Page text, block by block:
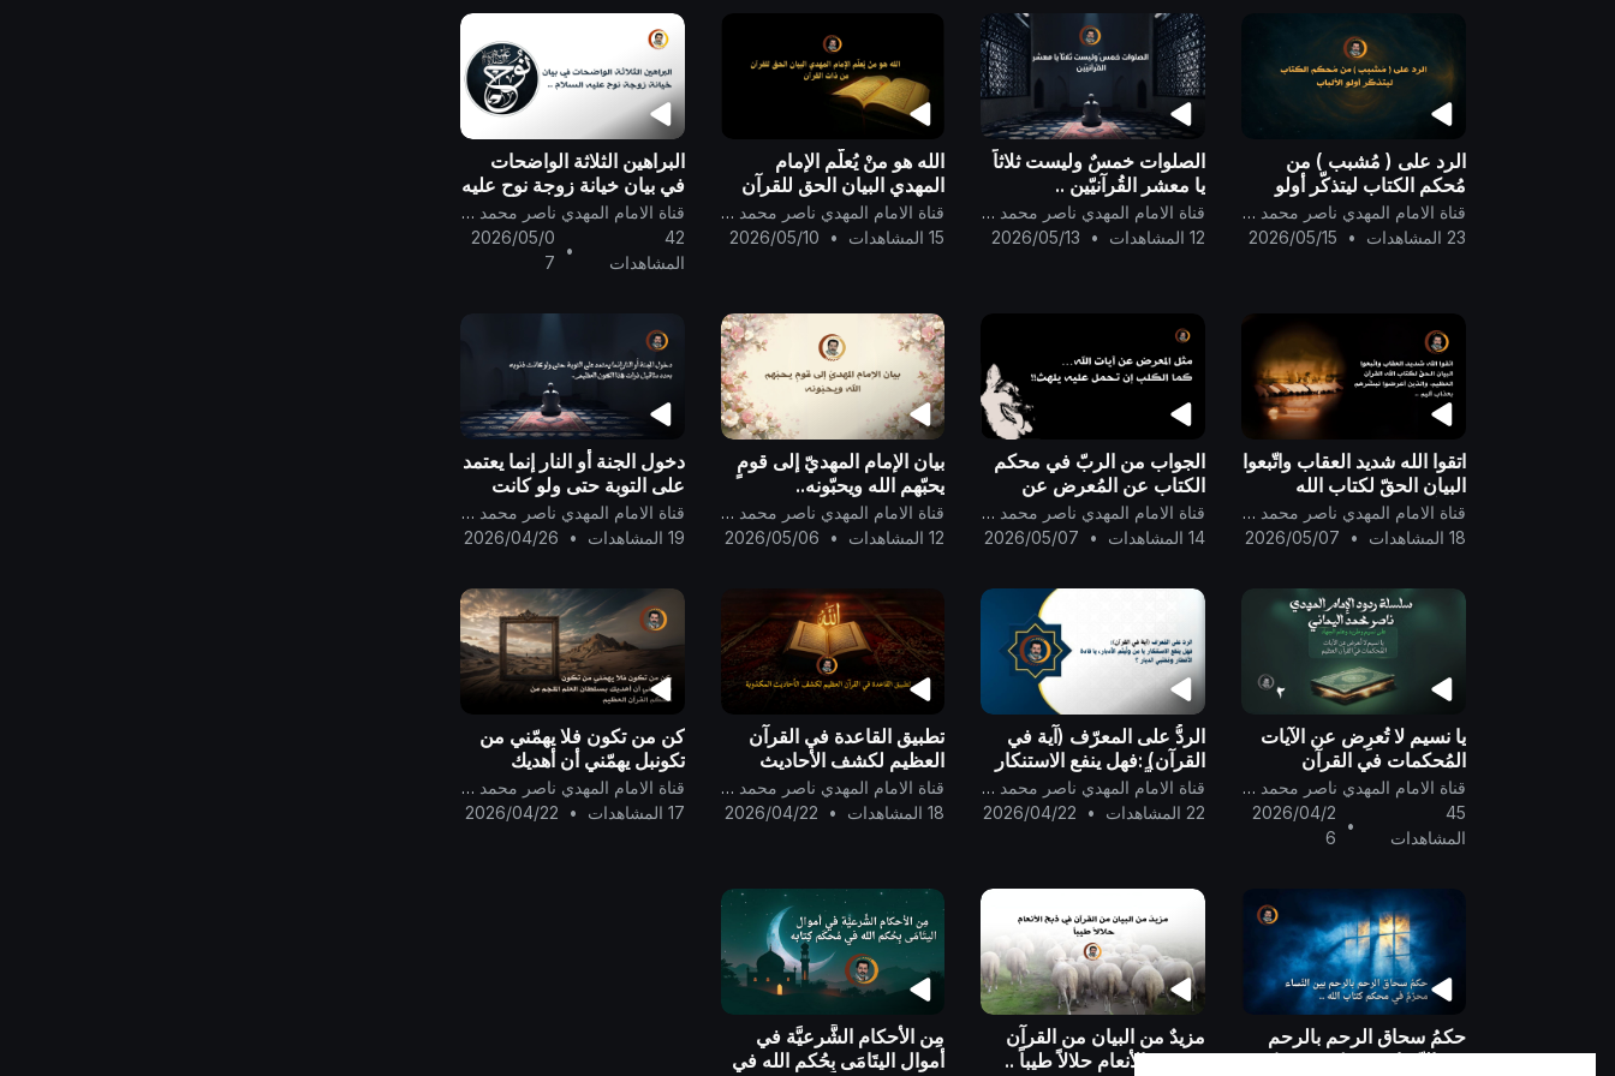
الرد على ( مُشبب ) من
مُحكم الكتاب ليتذكّر أولو
الألباب ..
قناة الامام المهدي ناصر محمد اليماني
23 المشاهدات
•
2026/05/15
الصلوات خمسٌ وليست ثلاثاً
يا معشر القُرآنيّين ..
قناة الامام المهدي ناصر محمد اليماني
12 المشاهدات
•
2026/05/13
الله هو منْ يُعلّم الإمام
المهدي البيان الحق للقرآن
من ذات القرآن ..
قناة الامام المهدي ناصر محمد اليماني
15 المشاهدات
•
2026/05/10
البراهين الثلاثة الواضحات
في بيان خيانة زوجة نوح عليه
السلام ..
قناة الامام المهدي ناصر محمد اليماني
42
المشاهدات
•
2026/05/0
7
اتقوا الله شديد العقاب واتّبعوا
البيان الحقّ لكتاب الله
القرآن العظيم، والذين
أعرضوا نبشّرهم بعذاب أليم
قناة الامام المهدي ناصر محمد اليماني
18 المشاهدات
•
2026/05/07
الجواب من الربّ في محكم
الكتاب عن المُعرض عن
الدعوة إلى اتّباع آيات الكتاب،
فما مثَله في الكتاب ؟
قناة الامام المهدي ناصر محمد اليماني
14 المشاهدات
•
2026/05/07
بيان الإمام المهديّ إلى قومٍ
يحبّهم الله ويحبّونه..
قناة الامام المهدي ناصر محمد اليماني
12 المشاهدات
•
2026/05/06
دخول الجنة أو النار إنما يعتمد
على التوبة حتى ولو كانت
ذنوبه بعدد مثاقيل ذرات هذا
الكون العظيم..
قناة الامام المهدي ناصر محمد اليماني
19 المشاهدات
•
2026/04/26
يا نسيم لا تُعرِض عن الآيات
المُحكمات في القرآن
العظيم ..
قناة الامام المهدي ناصر محمد اليماني
45
المشاهدات
•
2026/04/2
6
الردُّ على المعرّف (آية في
القرآن) :فهل ينفع الاستنكار
يا مَن ولَّيتُم الأدبار، يا قادة
الأقطار ومفتي الديار؟!
قناة الامام المهدي ناصر محمد اليماني
22 المشاهدات
•
2026/04/22
تطبيق القاعدة في القرآن
العظيم لكشف الأحاديث
المكذوبة ..
قناة الامام المهدي ناصر محمد اليماني
18 المشاهدات
•
2026/04/22
كن من تكون فلا يهمّني من
تكونبل يهمّني أن أهديك
بسلطان العلم الملجم من
مُحكم القرآن العظيم ..
قناة الامام المهدي ناصر محمد اليماني
17 المشاهدات
•
2026/04/22
حكمُ سحاق الرحم بالرحم
بين النّساء محرّمٌ في محكم
مزيدٌ من البيان من القرآن
في ذبح الأنعام حلالاً طيباً ..
مِن الأحكام الشَّرعيَّة في
أموال اليتَامَى بِحُكم الله في